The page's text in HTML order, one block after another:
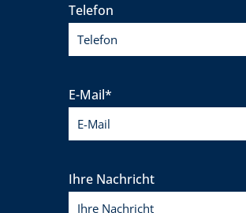
Telefon
E-Mail*
Ihre Nachricht